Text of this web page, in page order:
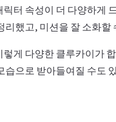
릭터 속성이 더 다양하게
리했고, 미션을 잘 소화할
렇게 다양한 클루카이가
습으로 받아들여질 수도